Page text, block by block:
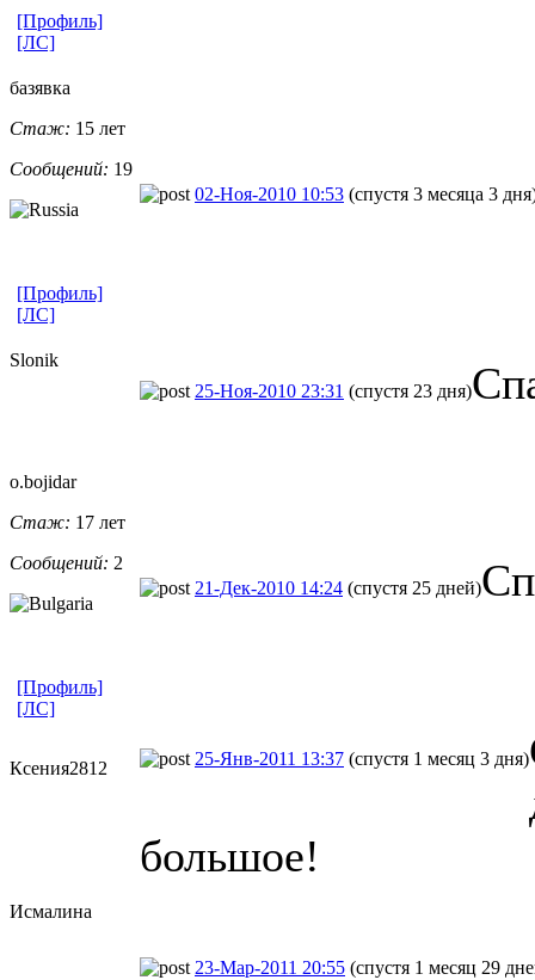
[Профиль]
[ЛС]
базявка
Стаж: 15 лет
Сообщений: 19
02-Ноя-2010 10:53 (спустя 3 месяца 3
[Профиль]
[ЛС]
Slonik
25-Ноя-2010 23:31 (спустя 23 дня)
o.bojidar
Стаж: 17 лет
Сообщений: 2
21-Дек-2010 14:24 (спустя 25 дней)
[Профиль]
[ЛС]
Ксения2812 25-Янв-2011 13:37 (спустя 1 месяц 3 дня)
большое!
Исмалина
23-Мар-2011 20:55 (спустя 1 месяц 29